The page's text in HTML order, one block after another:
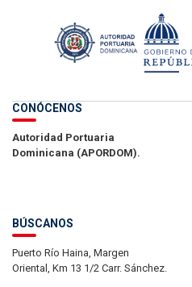
CONÓCENOS
Autoridad Portuaria
Dominicana (APORDOM).
BÚSCANOS
Puerto Río Haina, Margen
Oriental, Km 13 1/2 Carr. Sánchez.